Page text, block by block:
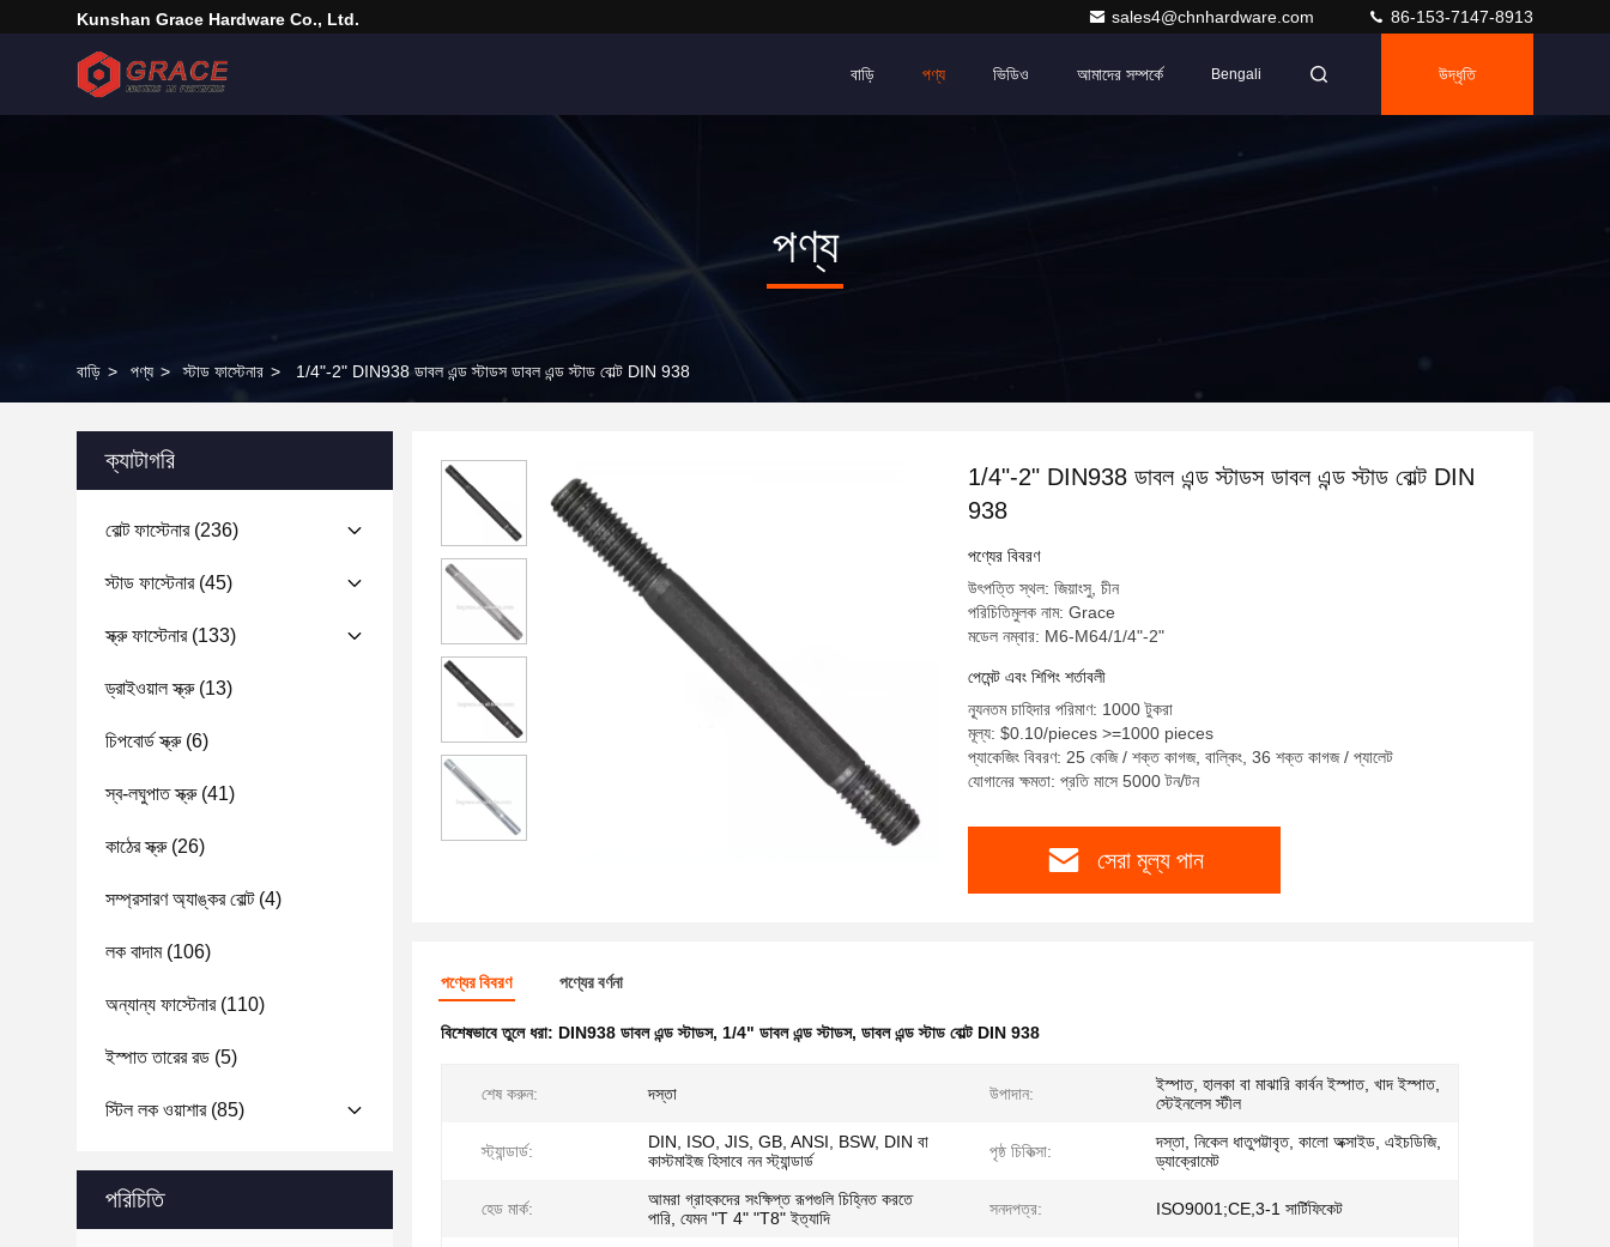
Kunshan Grace Hardware Co., Ltd. sales4@chnhardware.com 86-153-7147-8913
বাড়ি পণ্য ভিডিও আমাদের সম্পর্কে Bengali উদ্ধৃতি
পণ্য
বাড়ি > পণ্য > স্টাড ফাস্টেনার > 1/4"-2" DIN938 ডাবল এন্ড স্টাডস ডাবল এন্ড স্টাড বোল্ট DIN 938
ক্যাটাগরি
বোল্ট ফাস্টেনার(236)
স্টাড ফাস্টেনার(45)
স্ক্রু ফাস্টেনার(133)
ড্রাইওয়াল স্ক্রু(13)
চিপবোর্ড স্ক্রু(6)
স্ব-লঘুপাত স্ক্রু(41)
কাঠের স্ক্রু(26)
সম্প্রসারণ অ্যাঙ্কর বোল্ট(4)
লক বাদাম(106)
অন্যান্য ফাস্টেনার(110)
ইস্পাত তারের রড (5)
স্টিল লক ওয়াশার(85)
পরিচিতি
1/4"-2" DIN938 ডাবল এন্ড স্টাডস ডাবল এন্ড স্টাড বোল্ট DIN
938
পণ্যের বিবরণ
উৎপত্তি স্থল: জিয়াংসু, চীন
পরিচিতিমুলক নাম: Grace
মডেল নম্বার: M6-M64/1/4"-2"
পেমেন্ট এবং শিপিং শর্তাবলী
ন্যূনতম চাহিদার পরিমাণ: 1000 টুকরা
মূল্য: $0.10/pieces >=1000 pieces
প্যাকেজিং বিবরণ: 25 কেজি / শক্ত কাগজ, বাল্কিং, 36 শক্ত কাগজ / প্যালেট
যোগানের ক্ষমতা: প্রতি মাসে 5000 টন/টন
সেরা মূল্য পান
পণ্যের বিবরণ পণ্যের বর্ণনা
বিশেষভাবে তুলে ধরা: DIN938 ডাবল এন্ড স্টাডস, 1/4" ডাবল এন্ড স্টাডস, ডাবল এন্ড স্টাড বোল্ট DIN 938
শেষ করুন: দস্তা উপাদান:
ইস্পাত, হালকা বা মাঝারি কার্বন ইস্পাত, খাদ ইস্পাত,
স্টেইনলেস স্টীল
স্ট্যান্ডার্ড:
DIN, ISO, JIS, GB, ANSI, BSW, DIN বা
কাস্টমাইজ হিসাবে নন স্ট্যান্ডার্ড
পৃষ্ঠ চিকিত্সা:
দস্তা, নিকেল ধাতুপট্টাবৃত, কালো অক্সাইড, এইচডিজি,
ড্যাক্রোমেট
হেড মার্ক:
আমরা গ্রাহকদের সংক্ষিপ্ত রূপগুলি চিহ্নিত করতে
পারি, যেমন "T 4" "T8" ইত্যাদি
সনদপত্র: ISO9001;CE,3-1 সার্টিফিকেট